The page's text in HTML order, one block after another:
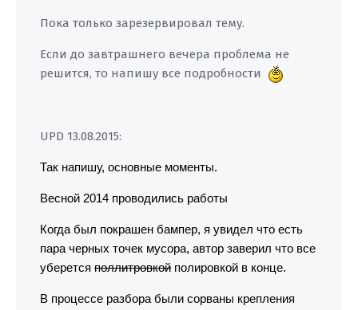
Пока только зарезервировал тему.
Если до завтрашнего вечера проблема не
решится, то напишу все подробности
UPD 13.08.2015:
Так напишу, основные моменты.
Весной 2014 проводились работы
Когда был покрашен бампер, я увидел что есть
пара черных точек мусора, автор заверил что все
уберется поллитровкой полировкой в конце.
В процессе разбора были сорваны крепления